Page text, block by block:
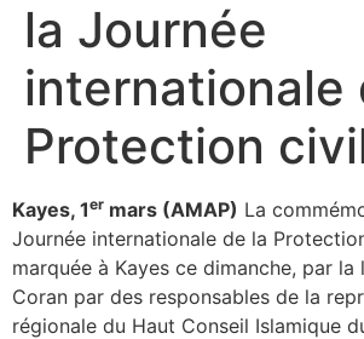
la Journée
internationale
Protection
Kayes, 1er mars (AMAP) La
Journée internationale de la
marquée à Kayes ce dimanche, par la
Coran par des responsables de la
régionale du Haut Conseil Islamique